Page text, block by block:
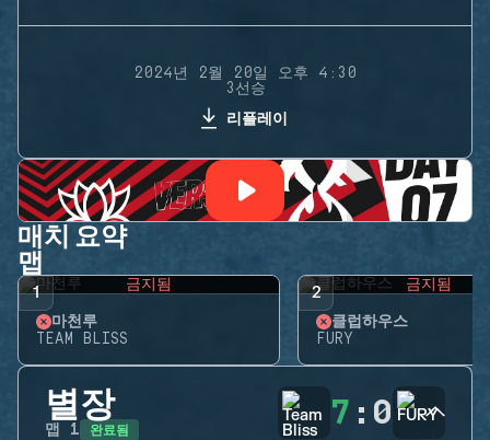
2024년 2월 20일 오후 4:30
3선승
리플레이
매치 요약
맵
1 금지됨
마천루
TEAM BLISS
2 금지됨
클럽하우스
FURY
별장
맵 1 완료됨 7 : 0